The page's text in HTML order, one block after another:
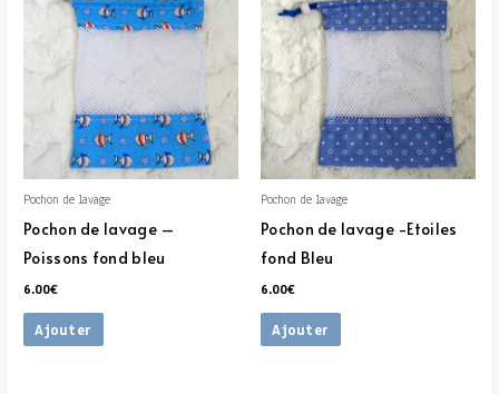
Pochon de lavage
Pochon de lavage –
Poissons fond bleu
6.00€
Ajouter
Pochon de lavage
Pochon de lavage -Etoiles
fond Bleu
6.00€
Ajouter